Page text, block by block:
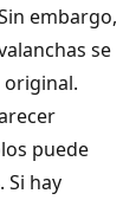
embargo,
se
original.
puede
Si hay